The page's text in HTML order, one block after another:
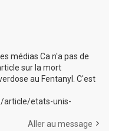
médias Ca n'a pas de
sur la mort
au Fentanyl. C'est
article/etats-unis-
Aller au message